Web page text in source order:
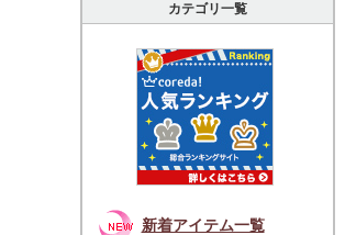
カテゴリ一覧
新着アイテム一覧